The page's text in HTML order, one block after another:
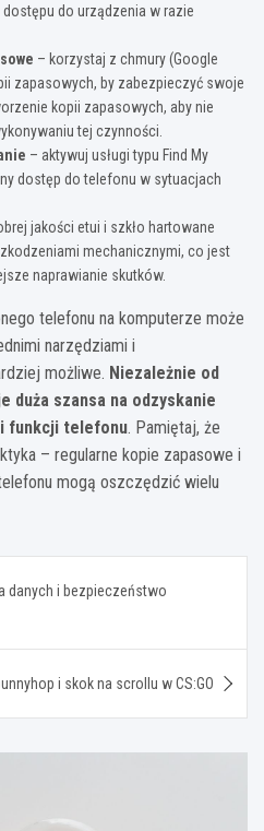
do urządzenia w razie
– korzystaj z chmury (Google
zapasowych, by zabezpieczyć swoje
kopii zapasowych, aby nie
tej czynności.
– aktywuj usługi typu Find My
dostęp do telefonu w sytuacjach
jakości etui i szkło hartowane
mechanicznymi, co jest
naprawianie skutków.
telefonu na komputerze może
narzędziami i
możliwe. Niezależnie od
duża szansa na odzyskanie
i funkcji telefonu. Pamiętaj, że
– regularne kopie zapasowe i
mogą oszczędzić wielu
danych i bezpieczeństwo
i skok na scrollu w CS:GO